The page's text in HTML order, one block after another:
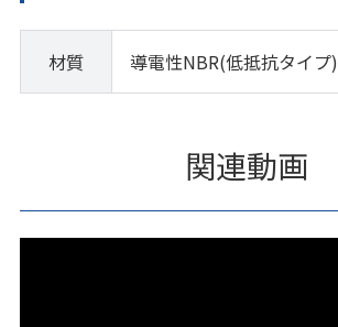
材質 導電性NBR(低抵抗タイプ)
関連動画